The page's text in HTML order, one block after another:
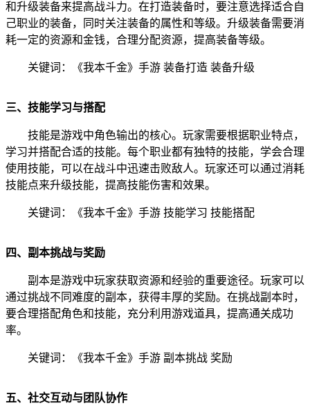
和升级装备来提高战斗力。在打造装备时，要注意选择适合自
己职业的装备，同时关注装备的属性和等级。升级装备需要消
耗一定的资源和金钱，合理分配资源，提高装备等级。
关键词：《我本千金》手游 装备打造 装备升级
三、技能学习与搭配
技能是游戏中角色输出的核心。玩家需要根据职业特点，
学习并搭配合适的技能。每个职业都有独特的技能，学会合理
使用技能，可以在战斗中迅速击败敌人。玩家还可以通过消耗
技能点来升级技能，提高技能伤害和效果。
关键词：《我本千金》手游 技能学习 技能搭配
四、副本挑战与奖励
副本是游戏中玩家获取资源和经验的重要途径。玩家可以
通过挑战不同难度的副本，获得丰厚的奖励。在挑战副本时，
要合理搭配角色和技能，充分利用游戏道具，提高通关成功
率。
关键词：《我本千金》手游 副本挑战 奖励
五、社交互动与团队协作